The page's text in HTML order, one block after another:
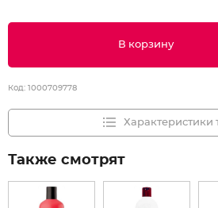
В корзину
Код: 1000709778
Характеристики
Также смотрят